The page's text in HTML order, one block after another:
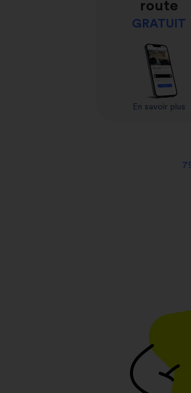
route
GRATUIT
En savoir plus